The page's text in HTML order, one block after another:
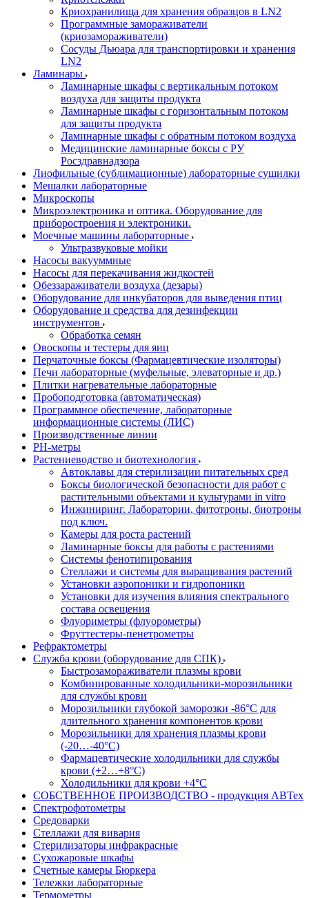
Криохранилища для хранения образцов в LN2
Программные замораживатели
(криозамораживатели)
Сосуды Дьюара для транспортировки и хранения
LN2
Ламинары
Ламинарные шкафы с вертикальным потоком
воздуха для защиты продукта
Ламинарные шкафы с горизонтальным потоком
для защиты продукта
Ламинарные шкафы с обратным потоком воздуха
Медицинские ламинарные боксы с РУ
Росздравнадзора
Лиофильные (сублимационные) лабораторные сушилки
Мешалки лабораторные
Микроскопы
Микроэлектроника и оптика. Оборудование для
приборостроения и электроники.
Моечные машины лабораторные
Ультразвуковые мойки
Насосы вакууммные
Насосы для перекачивания жидкостей
Обеззараживатели воздуха (дезары)
Оборудование для инкубаторов для выведения птиц
Оборудование и средства для дезинфекции
инструментов
Обработка семян
Овоскопы и тестеры для яиц
Перчаточные боксы (Фармацевтические изоляторы)
Печи лабораторные (муфельные, элеваторные и др.)
Плитки нагревательные лабораторные
Пробоподготовка (автоматическая)
Программное обеспечение, лабораторные
информационные системы (ЛИС)
Производственные линии
РH-метры
Растениеводство и биотехнология
Автоклавы для стерилизации питательных сред
Боксы биологической безопасности для работ с
растительными объектами и культурами in vitro
Инжиниринг. Лаборатории, фитотроны, биотроны
под ключ.
Камеры для роста растений
Ламинарные боксы для работы с растениями
Системы фенотипирования
Стеллажи и системы для выращивания растений
Установки аэропоники и гидропоники
Установки для изучения влияния спектрального
состава освещения
Флуориметры (флуорометры)
Фруттестеры-пенетрометры
Рефрактометры
Служба крови (оборудование для СПК)
Быстрозамораживатели плазмы крови
Комбинированные холодильники-морозильники
для службы крови
Морозильники глубокой заморозки -86°С для
длительного хранения компонентов крови
Морозильники для хранения плазмы крови
(-20…-40°С)
Фармацевтические холодильники для службы
крови (+2…+8°С)
Холодильники для крови +4°С
СОБСТВЕННОЕ ПРОИЗВОДСТВО - продукция АВТех
Спектрофотометры
Средоварки
Стеллажи для вивария
Стерилизаторы инфракрасные
Сухожаровые шкафы
Счетные камеры Бюркера
Тележки лабораторные
Термометры